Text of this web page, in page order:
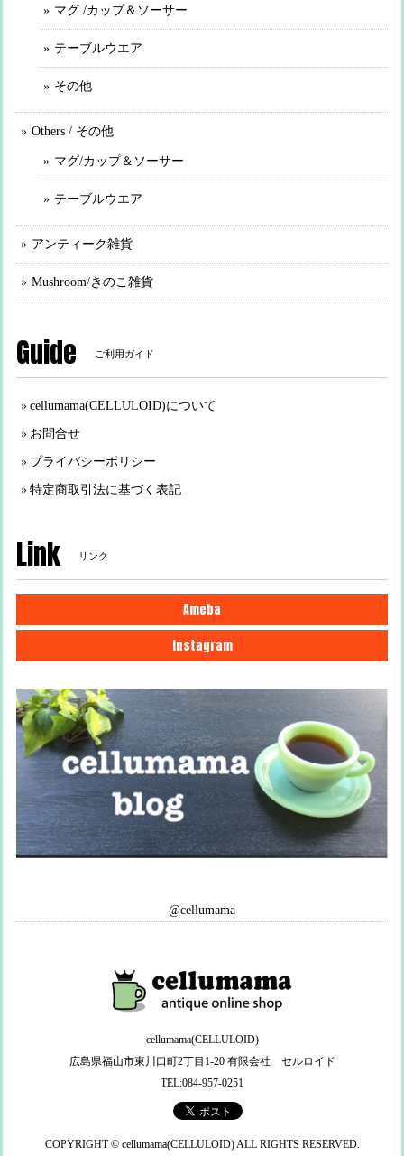
マグ /カップ＆ソーサー
テーブルウエア
その他
Others / その他
マグ/カップ＆ソーサー
テーブルウエア
アンティーク雑貨
Mushroom/きのこ雑貨
Guide ご利用ガイド
cellumama(CELLULOID)について
お問合せ
プライバシーポリシー
特定商取引法に基づく表記
Link リンク
Ameba
Instagram
@cellumama
cellumama(CELLULOID)
広島県福山市東川口町2丁目1-20 有限会社 セルロイド
TEL:084-957-0251
COPYRIGHT © cellumama(CELLULOID) ALL RIGHTS RESERVED.